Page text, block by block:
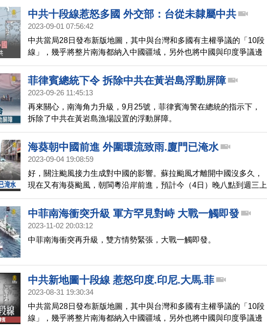
域和平穩定，並重申美國根據《共同防禦條約》對菲律賓的堅定承
諾。此外，日本自衛隊統合幕僚長吉田圭秀，也與菲律賓參謀總長進
隊始終站在菲律賓這邊，並將深化與菲律賓及理念相近國家的合作。
中共十段線惹怒多國 外交部：台從未隸屬中共
2023-09-01 07:56:42
中共當局28日發布新版地圖，其中與台灣和多國有主權爭議的「10段
線」，幾乎將整片南海都納入中國疆域，另外也將中國與印度爭議邊
界上的印度省份和地區，劃入中國版圖，引發鄰國抗議，繼印度和馬
來西亞後，菲律賓外交部也表示，不承認中共的新版標準地圖。印尼
外長也表達抗議，強調印尼堅持自己的領土主權。另外，新增的一段
台灣是一個主權獨立的國家，不隸屬於中華人民共和國。
菲律賓總統下令 拆除中共在黃岩島浮動屏障
2023-09-26 11:45:13
再來關心，南海角力升級，9月25號，菲律賓海警在總統的指示下，
拆除了中共在黃岩島漁場設置的浮動屏障。
海葵朝中國前進 外圍環流致雨.廈門已淹水
2023-09-04 19:08:59
好，關注颱風接力生成對中國的影響。蘇拉颱風才離開中國沒多久，
現在又有海葵颱風，朝閩粵沿岸前進，預計今（4日）晚八點到週三上
午八點，中國沿海將降下大暴雨或特大暴雨。目前，中國深圳鐵路部
門已計劃，從下午四點起，預計陸續停運列車300多列。此外，廈門
也宣布從下午五點開始到週二整天，全市停課。不過，傍晚五點多，
國，已傳災情。
中菲南海衝突升級 軍方罕見對峙 大戰一觸即發
2023-11-02 20:03:12
中菲南海衝突再升級，雙方情勢緊張，大戰一觸即發。
中共新地圖十段線 惹怒印度.印尼.大馬.菲
2023-08-31 19:30:34
中共當局28日發布新版地圖，其中與台灣和多國有主權爭議的「10段
線」，幾乎將整片南海都納入中國疆域，另外也將中國與印度爭議邊